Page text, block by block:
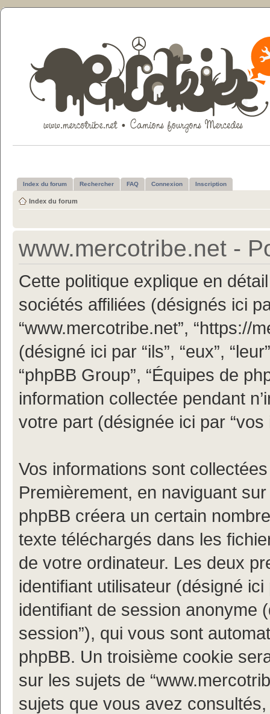
Index du forum Rechercher FAQ Connexion Inscription
Index du forum
www.mercotribe.net -
Cette politique explique en
sociétés affiliées (désignés ici
“www.mercotribe.net”, “https://
(désigné ici par “ils”, “eux”,
“phpBB Group”, “Équipes de
information collectée pendant
votre part (désignée ici par “vos
Vos informations sont
Premièrement, en naviguant
phpBB créera un certain
texte téléchargés dans les
de votre ordinateur. Les deux
identifiant utilisateur (désigné ici
identifiant de session anonyme
session”), qui vous sont
phpBB. Un troisième cookie
sur les sujets de
sujets que vous avez